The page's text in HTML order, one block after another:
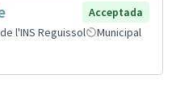
Acceptada
l'INS Reguissol
Municipal